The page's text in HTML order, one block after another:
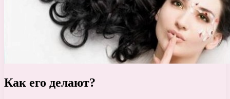
Как его делают?